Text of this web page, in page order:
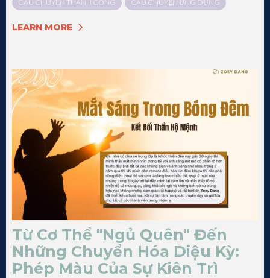
CÂU CHUYỆN THÀNH CÔNG CÂU CHUYỆN ỨNG DỤNG
LEARN MORE
Từ Cơ Thể "Ngủ Quên" Đến
Những Chuyển Hóa Diệu Kỳ:
Phép Màu Của Sự Kiên Trì